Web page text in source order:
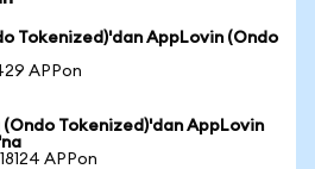
Tokenized)'dan AppLovin (Ondo
APPon
(Ondo Tokenized)'dan AppLovin
APPon